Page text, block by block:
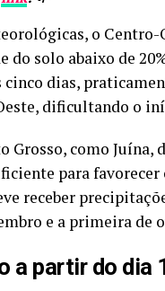
o Centro-
do solo abaixo de
dias,
dificultando o
Grosso, como
para
receber
e a primeira de
a partir do dia